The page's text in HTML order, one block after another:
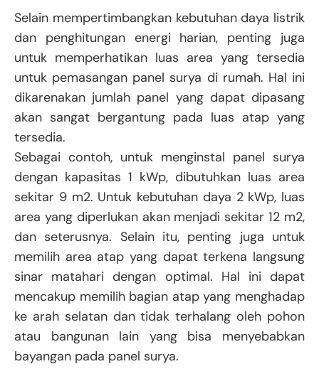
Selain mempertimbangkan kebutuhan daya listrik
dan penghitungan energi harian, penting juga
untuk memperhatikan luas area yang tersedia
untuk pemasangan panel surya di rumah. Hal ini
dikarenakan jumlah panel yang dapat dipasang
akan sangat bergantung pada luas atap yang
tersedia.
Sebagai contoh, untuk menginstal panel surya
dengan kapasitas 1 kWp, dibutuhkan luas area
sekitar 9 m2. Untuk kebutuhan daya 2 kWp, luas
area yang diperlukan akan menjadi sekitar 12 m2,
dan seterusnya. Selain itu, penting juga untuk
memilih area atap yang dapat terkena langsung
sinar matahari dengan optimal. Hal ini dapat
mencakup memilih bagian atap yang menghadap
ke arah selatan dan tidak terhalang oleh pohon
atau bangunan lain yang bisa menyebabkan
bayangan pada panel surya.